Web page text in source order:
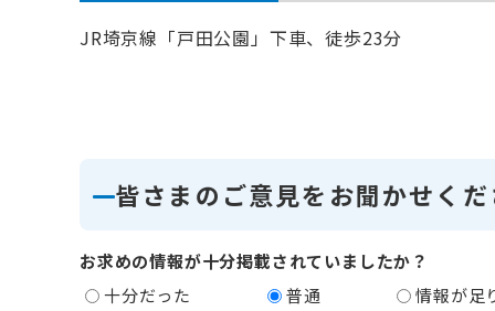
JR埼京線「戸田公園」下車、徒歩23分
皆さまのご意見をお聞かせくだ
お求めの情報が十分掲載されていましたか？
十分だった
普通 情報が足